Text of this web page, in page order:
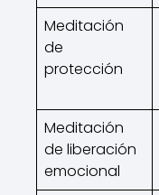
Meditación
de
protección
Meditación
de liberación
emocional